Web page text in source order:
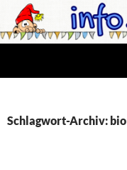
Zum
Inhalt
springen
Schlagwort-Archiv: bio